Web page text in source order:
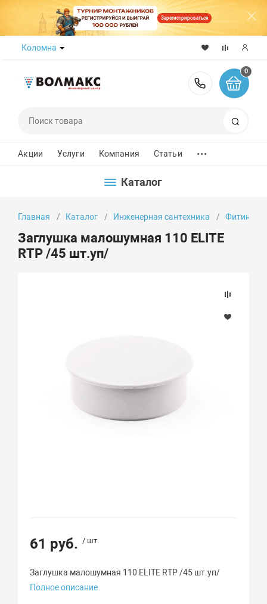
Зарегистрироваться
Коломна
8 (800)
0
Акции Услуги Компания Статьи ...
Каталог
Главная Каталог Инженерная сантехника Фитинги
Заглушка малошумная 110 ELITE
RTP /45 шт.уп/
61 руб. / шт.
Заглушка малошумная 110 ELITE RTP /45 шт.уп/
Полное описание